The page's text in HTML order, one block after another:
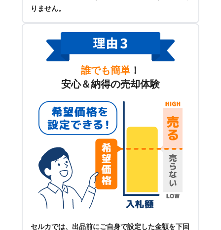
りません。
誰でも簡単 ！
安心＆納得の売却体験
セルカでは、出品前にご自身で設定した金額を下回